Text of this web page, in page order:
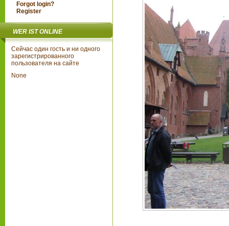
Forgot login?
Register
WER IST ONLINE
Сейчас один гость и ни одного
зарегистрированного
пользователя на сайте
None